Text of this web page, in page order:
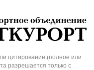
цитирование (полное или
разрешается только с